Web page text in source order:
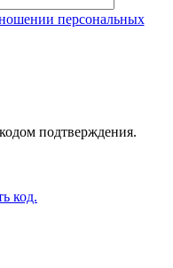
персональных
подтверждения.
код.